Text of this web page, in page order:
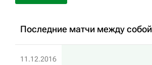
Последние матчи между собой
11.12.2016